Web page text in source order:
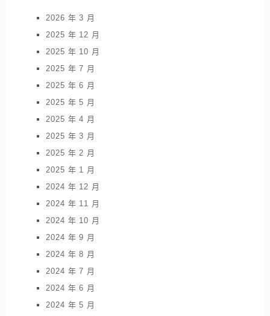
2026 年 3 月
2025 年 12 月
2025 年 10 月
2025 年 7 月
2025 年 6 月
2025 年 5 月
2025 年 4 月
2025 年 3 月
2025 年 2 月
2025 年 1 月
2024 年 12 月
2024 年 11 月
2024 年 10 月
2024 年 9 月
2024 年 8 月
2024 年 7 月
2024 年 6 月
2024 年 5 月